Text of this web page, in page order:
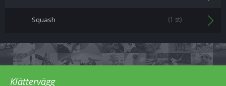
Squash (1 st)
Klättervägg